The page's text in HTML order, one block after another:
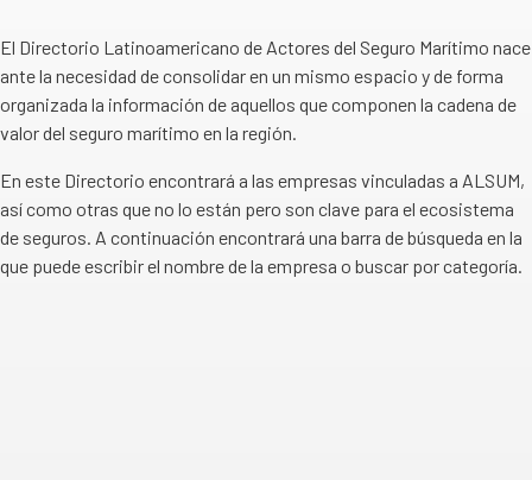
El Directorio Latinoamericano de Actores del Seguro Marítimo nace
ante la necesidad de consolidar en un mismo espacio y de forma
organizada la información de aquellos que componen la cadena de
valor del seguro marítimo en la región.
En este Directorio encontrará a las empresas vinculadas a ALSUM,
así como otras que no lo están pero son clave para el ecosistema
de seguros. A continuación encontrará una barra de búsqueda en la
que puede escribir el nombre de la empresa o buscar por categoría.